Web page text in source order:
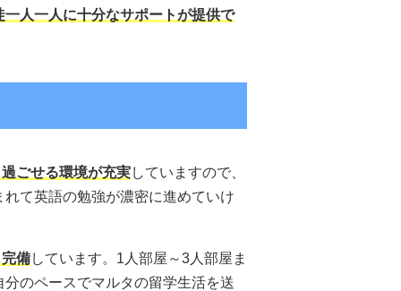
一人一人に十分なサポートが提供で
ごせる環境が充実していますので、
て英語の勉強が濃密に進めていけ
備しています。1人部屋～3人部屋ま
のペースでマルタの留学生活を送